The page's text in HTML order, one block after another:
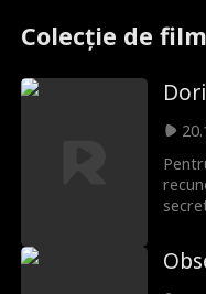
Colecție de
și